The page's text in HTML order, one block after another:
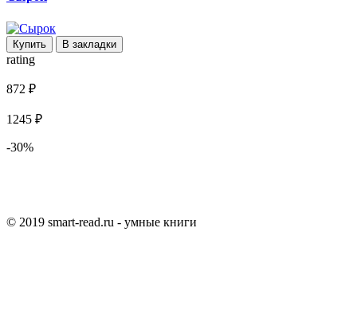
Купить В закладки
rating
872 ₽
1245 ₽
-30%
© 2019 smart-read.ru - умные книги